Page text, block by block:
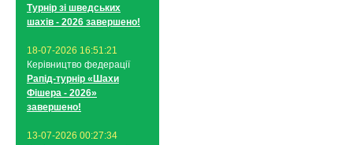
Турнір зі шведських
шахів - 2026 завершено!
18-07-2026 16:51:21
Керівництво федерації
Рапід-турнір «Шахи
Фішера - 2026»
завершено!
13-07-2026 00:27:34